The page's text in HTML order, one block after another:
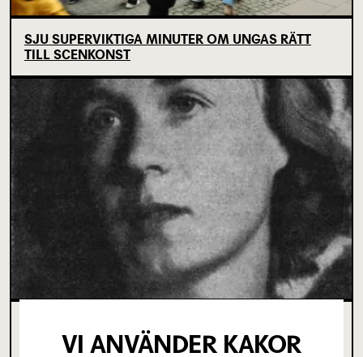
SJU SUPERVIKTIGA MINUTER OM UNGAS RÄTT
TILL SCENKONST
KÖPENHAMNSTRILOGIN
VI ANVÄNDER KAKOR